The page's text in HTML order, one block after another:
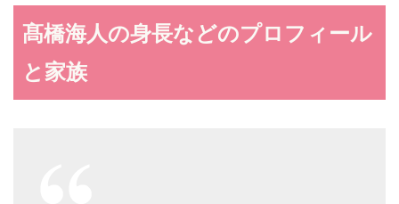
髙橋海人の身長などのプロフィール
と家族